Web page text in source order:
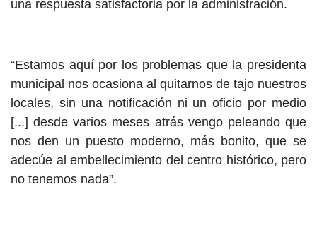
una respuesta satisfactoria por la administración.
“Estamos aquí por los problemas que la presidenta
municipal nos ocasiona al quitarnos de tajo nuestros
locales, sin una notificación ni un oficio por medio
[...] desde varios meses atrás vengo peleando que
nos den un puesto moderno, más bonito, que se
adecúe al embellecimiento del centro histórico, pero
no tenemos nada”.